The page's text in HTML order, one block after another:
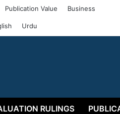
Publication Value Business
Urdu
RULINGS